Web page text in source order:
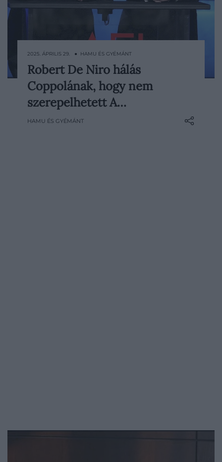
Bár Robert De Niro A keresztapa első
részében nem kapott szerepet, a
folytatásban nyújtott alakításával azonnal
berobbantotta a karrierjét – ezért pedig
végtelenül hálás Francis Ford Coppolának.
2025. ÁPRILIS 29. ● HAMU ÉS GYÉMÁNT
Robert De Niro hálás
Coppolának, hogy nem
szerepelhetett A…
HAMU ÉS GYÉMÁNT